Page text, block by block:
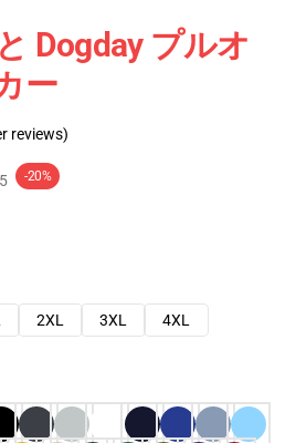
Dogday プルオ
ー
reviews)
-20%
2XL 3XL
4XL